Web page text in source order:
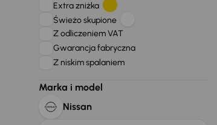
Extra zniżka
Świeżo skupione
Z odliczeniem VAT
Gwarancja fabryczna
Z niskim spalaniem
Marka i model
Nissan